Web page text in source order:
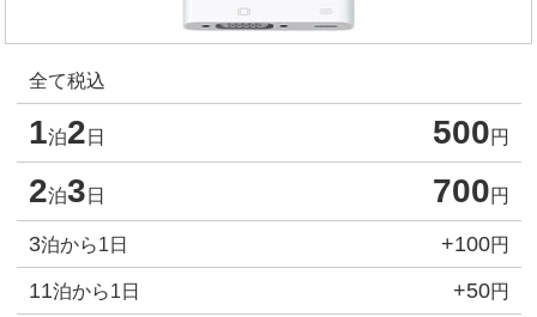
全て税込
1泊2 日 500円
2泊3 日 700円
3泊から1日 +100円
11泊から1日 +50円